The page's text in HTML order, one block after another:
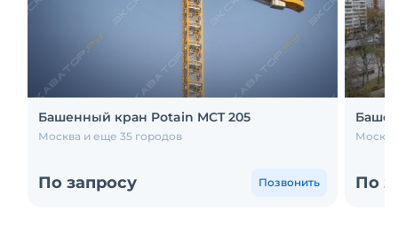
Башенный кран Potain MCT 205
Москва и еще 35 городов
По запросу Позвонить По